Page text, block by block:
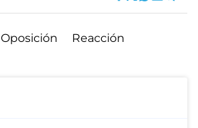
Oposición Reacción